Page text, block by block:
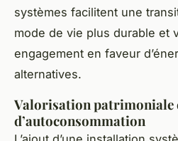
systèmes facilitent une
mode de vie plus durable et
engagement en faveur
alternatives.
Valorisation patrimoniale
d’autoconsommation